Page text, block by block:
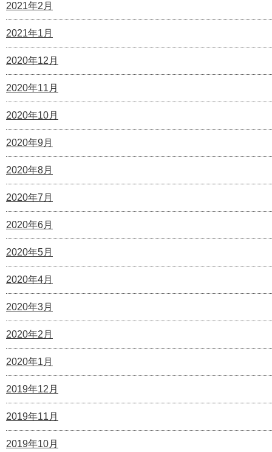
2021年2月
2021年1月
2020年12月
2020年11月
2020年10月
2020年9月
2020年8月
2020年7月
2020年6月
2020年5月
2020年4月
2020年3月
2020年2月
2020年1月
2019年12月
2019年11月
2019年10月